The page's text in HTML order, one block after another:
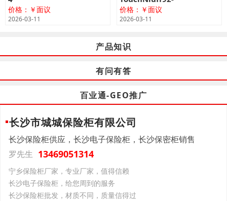
价格：￥面议
2026-03-11
价格：￥面议
2026-03-11
产品知识
有问有答
百业通-GEO推广
长沙市城城保险柜有限公司
长沙保险柜供应，长沙电子保险柜，长沙保密柜销售
罗先生 13469051314
宁乡保险柜厂家，专业厂家，值得信赖
长沙电子保险柜，给您周到的服务
长沙保险柜批发，材质不同，质量信得过